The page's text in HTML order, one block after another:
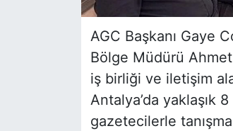
AGC Başkanı Gaye
Bölge Müdürü
iş birliği ve iletişim
Antalya’da yaklaşık
gazetecilerle